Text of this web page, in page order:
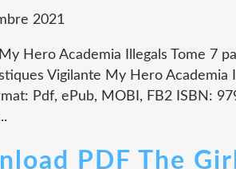
2021
Hero Academia Illegals Tome 7
Vigilante My Hero Academia
Pdf, ePub, MOBI, FB2 ISBN:
PDF The